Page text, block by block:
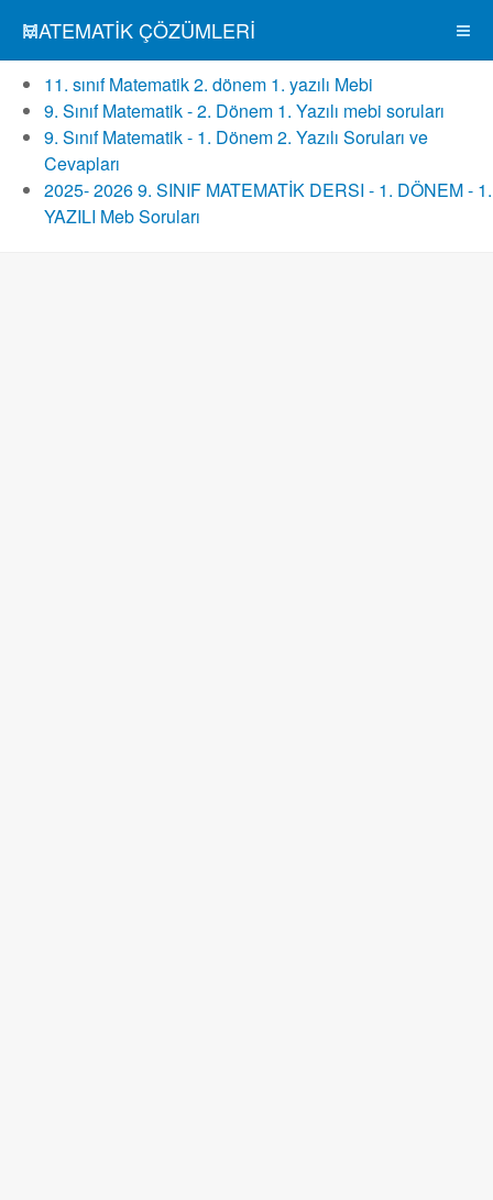
MATEMATIK ÇÖZÜMLERI
11. sınıf Matematik 2. dönem 1. yazılı Mebi
9. Sınıf Matematik - 2. Dönem 1. Yazılı mebi soruları
9. Sınıf Matematik - 1. Dönem 2. Yazılı Soruları ve
Cevapları
2025- 2026 9. SINIF MATEMATİK DERSI - 1. DÖNEM - 1.
YAZILI Meb Soruları